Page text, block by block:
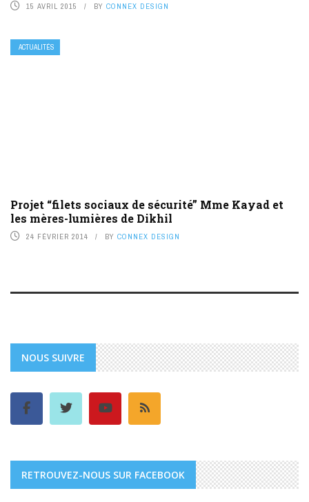
15 AVRIL 2015 BY CONNEX DESIGN
ACTUALITÉS
Projet “filets sociaux de sécurité” Mme Kayad et
les mères-lumières de Dikhil
24 FÉVRIER 2014 BY CONNEX DESIGN
NOUS SUIVRE
RETROUVEZ-NOUS SUR FACEBOOK